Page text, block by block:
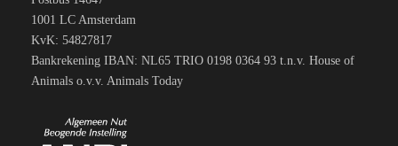
1001 LC Amsterdam
KvK: 54827817
Bankrekening IBAN: NL65 TRIO 0198 0364 93 t.n.v. House of
Animals o.v.v. Animals Today